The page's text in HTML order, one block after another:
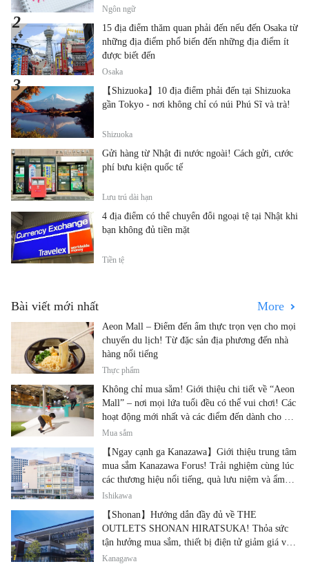
Ngôn ngữ
15 địa điểm thăm quan phải đến nếu đến Osaka từ
những địa điểm phổ biến đến những địa điểm ít
được biết đến
Osaka
【Shizuoka】10 địa điểm phải đến tại Shizuoka
gần Tokyo - nơi không chỉ có núi Phú Sĩ và trà!
Shizuoka
Gửi hàng từ Nhật đi nước ngoài! Cách gửi, cước
phí bưu kiện quốc tế
Lưu trú dài hạn
4 địa điểm có thể chuyển đổi ngoại tệ tại Nhật khi
bạn không đủ tiền mặt
Tiền tệ
Bài viết mới nhất More
Aeon Mall – Điểm đến ẩm thực trọn vẹn cho mọi
chuyến du lịch! Từ đặc sản địa phương đến nhà
hàng nổi tiếng
Thực phẩm
Không chỉ mua sắm! Giới thiệu chi tiết về “Aeon
Mall” – nơi mọi lứa tuổi đều có thể vui chơi! Các
hoạt động mới nhất và các điểm đến dành cho gia
đình.
Mua sắm
【Ngay cạnh ga Kanazawa】Giới thiệu trung tâm
mua sắm Kanazawa Forus! Trải nghiệm cùng lúc
các thương hiệu nổi tiếng, quà lưu niệm và ẩm
thực địa phương
Ishikawa
【Shonan】Hướng dẫn đầy đủ về THE
OUTLETS SHONAN HIRATSUKA! Thỏa sức
tận hưởng mua sắm, thiết bị điện tử giảm giá và
ẩm thực địa phương tại cùng một địa điểm!
Kanagawa